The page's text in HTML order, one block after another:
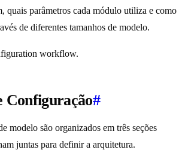
quais parâmetros cada módulo utiliza e como
de diferentes tamanhos de modelo.
Configuração#
modelo são organizados em três seções
juntas para definir a arquitetura.